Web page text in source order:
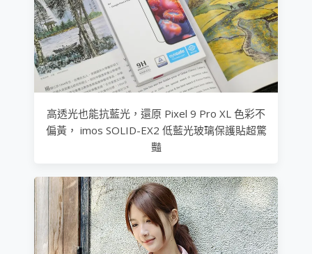
高透光也能抗藍光，還原 Pixel 9 Pro XL 色彩不
偏黃， imos SOLID-EX2 低藍光玻璃保護貼超驚
豔